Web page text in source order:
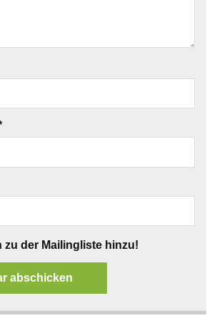
zu der Mailingliste hinzu!